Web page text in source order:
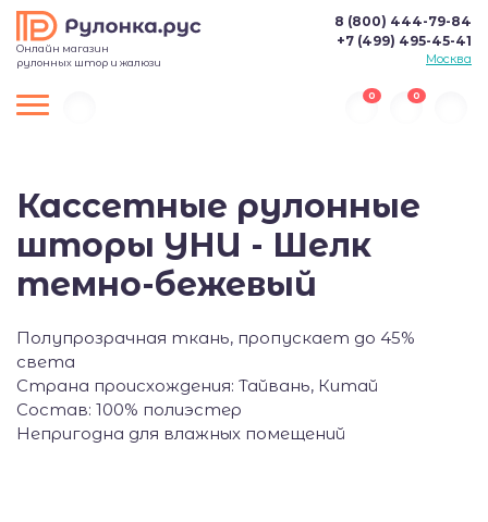
Онлайн магазин
рулонных штор и жалюзи
8 (800) 444-79-84
+7 (499) 495-45-41
Москва
0 0
Кассетные рулонные
шторы УНИ - Шелк
темно-бежевый
Полупрозрачная ткань, пропускает до 45%
света
Страна происхождения: Тайвань, Китай
Состав: 100% полиэстер
Непригодна для влажных помещений